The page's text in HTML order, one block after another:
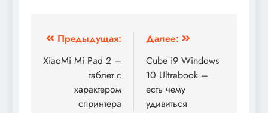
Навигация
по
записям
Предыдущая:
XiaoMi Mi Pad 2 –
таблет с
характером
спринтера
Далее:
Cube i9 Windows
10 Ultrabook –
есть чему
удивиться